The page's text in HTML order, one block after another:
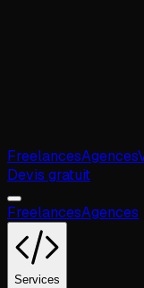
FreelancesAgences
Devis gratuit
FreelancesAgences
Services